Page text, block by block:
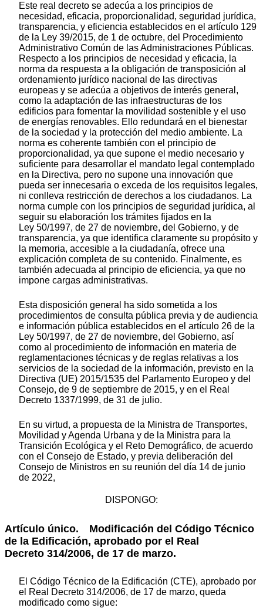
Este real decreto se adecúa a los principios de
necesidad, eficacia, proporcionalidad, seguridad jurídica,
transparencia, y eficiencia establecidos en el artículo 129
de la Ley 39/2015, de 1 de octubre, del Procedimiento
Administrativo Común de las Administraciones Públicas.
Respecto a los principios de necesidad y eficacia, la
norma da respuesta a la obligación de transposición al
ordenamiento jurídico nacional de las directivas
europeas y se adecúa a objetivos de interés general,
como la adaptación de las infraestructuras de los
edificios para fomentar la movilidad sostenible y el uso
de energías renovables. Ello redundará en el bienestar
de la sociedad y la protección del medio ambiente. La
norma es coherente también con el principio de
proporcionalidad, ya que supone el medio necesario y
suficiente para desarrollar el mandato legal contemplado
en la Directiva, pero no supone una innovación que
pueda ser innecesaria o exceda de los requisitos legales,
ni conlleva restricción de derechos a los ciudadanos. La
norma cumple con los principios de seguridad jurídica, al
seguir su elaboración los trámites fijados en la
Ley 50/1997, de 27 de noviembre, del Gobierno, y de
transparencia, ya que identifica claramente su propósito y
la memoria, accesible a la ciudadanía, ofrece una
explicación completa de su contenido. Finalmente, es
también adecuada al principio de eficiencia, ya que no
impone cargas administrativas.
Esta disposición general ha sido sometida a los
procedimientos de consulta pública previa y de audiencia
e información pública establecidos en el artículo 26 de la
Ley 50/1997, de 27 de noviembre, del Gobierno, así
como al procedimiento de información en materia de
reglamentaciones técnicas y de reglas relativas a los
servicios de la sociedad de la información, previsto en la
Directiva (UE) 2015/1535 del Parlamento Europeo y del
Consejo, de 9 de septiembre de 2015, y en el Real
Decreto 1337/1999, de 31 de julio.
En su virtud, a propuesta de la Ministra de Transportes,
Movilidad y Agenda Urbana y de la Ministra para la
Transición Ecológica y el Reto Demográfico, de acuerdo
con el Consejo de Estado, y previa deliberación del
Consejo de Ministros en su reunión del día 14 de junio
de 2022,
DISPONGO:
Artículo único. Modificación del Código Técnico
de la Edificación, aprobado por el Real
Decreto 314/2006, de 17 de marzo.
El Código Técnico de la Edificación (CTE), aprobado por
el Real Decreto 314/2006, de 17 de marzo, queda
modificado como sigue: